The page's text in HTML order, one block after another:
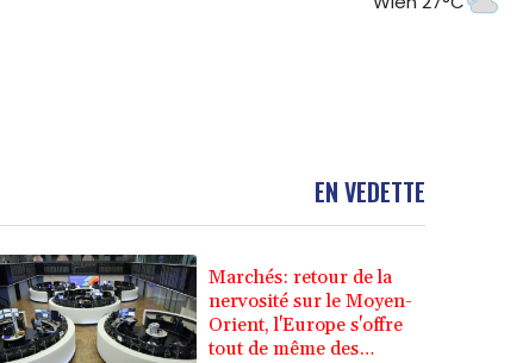
EN VEDETTE
Marchés: retour de la
nervosité sur le Moyen-
Orient, l'Europe s'offre
tout de même des